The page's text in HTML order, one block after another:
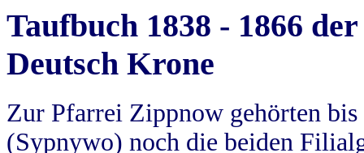
Taufbuch 1838 - 1866
Deutsch Krone
Zur Pfarrei Zippnow gehörten
(Sypnywo) noch die beiden